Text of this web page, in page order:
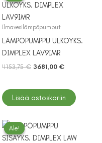
Ilmavesilämpöpumput
LÄMPÖPUMPPU ULKOYKS.
DIMPLEX LAV9IMR
4153,75€ Alkuperäinen
3681,00 €Nykyinen
3681,00 €.
Lisää ostoskoriin
Ale!
Ale!